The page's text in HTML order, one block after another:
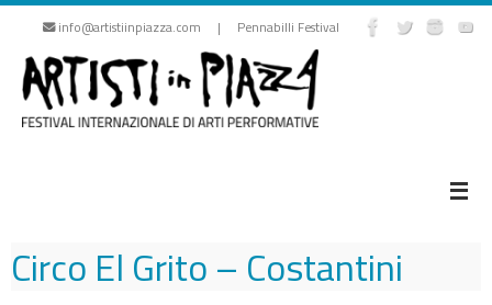
Vai
contenuto
info@artistiinpiazza.com | Pennabilli Festival
Circo El Grito – Costantini